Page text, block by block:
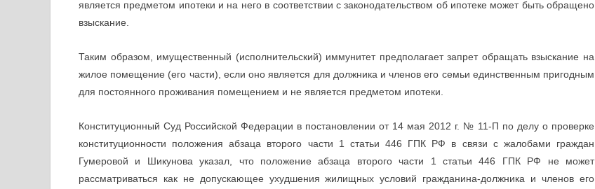
является предметом ипотеки и на него в соответствии с законодательством об ипотеке может быть обращено
взыскание.
Таким образом, имущественный (исполнительский) иммунитет предполагает запрет обращать взыскание на
жилое помещение (его части), если оно является для должника и членов его семьи единственным пригодным
для постоянного проживания помещением и не является предметом ипотеки.
Конституционный Суд Российской Федерации в постановлении от 14 мая 2012 г. № 11-П по делу о проверке
конституционности положения абзаца второго части 1 статьи 446 ГПК РФ в связи с жалобами граждан
Гумеровой и Шикунова указал, что положение абзаца второго части 1 статьи 446 ГПК РФ не может
рассматриваться как не допускающее ухудшения жилищных условий гражданина-должника и членов его